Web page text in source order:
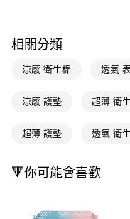
２．便利：只要手機號碼，簡
１．於結帳方式選擇「
３．收到繳費通知簡訊後14
購買商品的店家。未經商家
是否繳費成功／繳費後需取
運送方式
全家取貨付款
付款後全家取貨
每筆NT$65，滿NT$390(
每筆NT$65，滿NT$490(
相關分類
涼感 衛生棉 透氣
涼感 護墊 超薄 衛
超薄 護墊 透氣 衛
🔻你可能會喜歡